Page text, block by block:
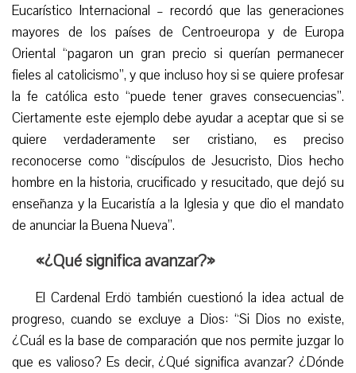
Eucarístico Internacional – recordó que las generaciones
mayores de los países de Centroeuropa y de Europa
Oriental “pagaron un gran precio si querían permanecer
fieles al catolicismo”, y que incluso hoy si se quiere profesar
la fe católica esto “puede tener graves consecuencias”.
Ciertamente este ejemplo debe ayudar a aceptar que si se
quiere verdaderamente ser cristiano, es preciso
reconocerse como “discípulos de Jesucristo, Dios hecho
hombre en la historia, crucificado y resucitado, que dejó su
enseñanza y la Eucaristía a la Iglesia y que dio el mandato
de anunciar la Buena Nueva”.
«¿Qué significa avanzar?»
El Cardenal Erdö también cuestionó la idea actual de
progreso, cuando se excluye a Dios: “Si Dios no existe,
¿Cuál es la base de comparación que nos permite juzgar lo
que es valioso? Es decir, ¿Qué significa avanzar? ¿Dónde